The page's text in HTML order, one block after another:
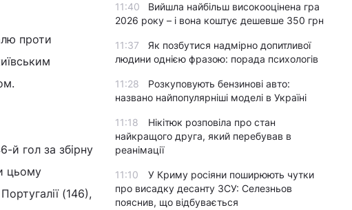
проти
й гол за збірну
цьому
(146),
11:40
Вийшла найбільш високооцінена гра
2026 року – і вона коштує дешевше 350 грн
11:37
Як позбутися надмірно допитливої
людини однією фразою: порада психологів
11:28
Розкуповують бензинові авто:
названо найпопулярніші моделі в Україні
11:18
Нікітюк розповіла про стан
найкращого друга, який перебував в
реанімації
11:10
У Криму росіяни поширюють чутки
про висадку десанту ЗСУ: Селезньов
пояснив, що відбувається